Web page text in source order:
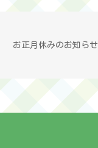
お正月休みのお知らせ